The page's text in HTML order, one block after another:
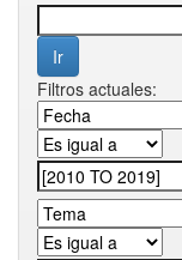
Filtros actuales: